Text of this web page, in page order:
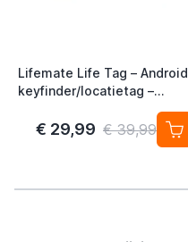
Lifemate Life Tag – Android
keyfinder/locatietag –
Android/Google Find My
Device – 4-pack
€ 29,99 € 39,99